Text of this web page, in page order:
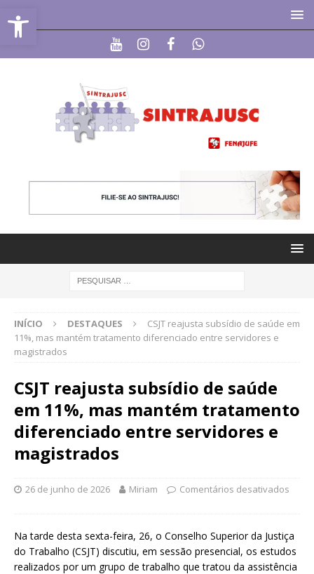
Abrir a barra de ferramentas
INÍCIO DESTAQUES
CSJT reajusta subsídio de saúde em
11%, mas mantém tratamento diferenciado entre servidores e
magistrados
CSJT reajusta subsídio de saúde
em 11%, mas mantém tratamento
diferenciado entre servidores e
magistrados
26 de junho de 2026 Miriam Comentários desativados
Na tarde desta sexta-feira, 26, o Conselho Superior da Justiça
do Trabalho (CSJT) discutiu, em sessão presencial, os estudos
realizados por um grupo de trabalho que tratou da assistência